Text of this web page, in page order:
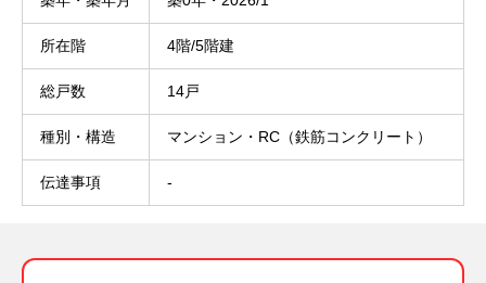
所在階 4階/5階建
総戸数 14戸
種別・構造 マンション・RC（鉄筋コンクリート）
伝達事項 -